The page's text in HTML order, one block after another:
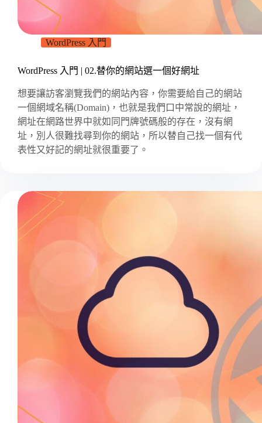
WordPress 入門
WordPress 入門 | 02.替你的網站選一個好網址
想要讓訪客瀏覽我們的網站內容，你需要給自己的網站
一個網域名稱(Domain)，也就是我們口中常說的網址，
網址在網路世界中就如同門牌號碼般的存在，沒有網
址，別人很難找尋到你的網站，所以替自己找一個有代
表性又好記的網址就很重要了。